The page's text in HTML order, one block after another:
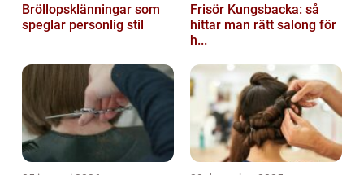
Bröllopsklänningar som
speglar personlig stil
Frisör Kungsbacka: så
hittar man rätt salong för
h...